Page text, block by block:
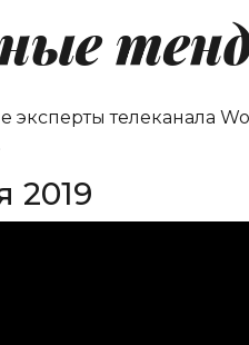
эксперты телеканала
2019